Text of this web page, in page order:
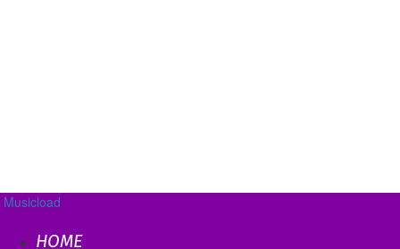
Musicload
HOME